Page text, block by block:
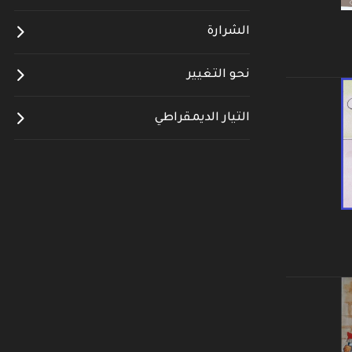
الشرارة
نحو التغيير
التيار الديمقراطي